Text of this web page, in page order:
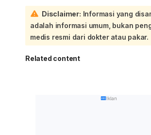
Disclaimer: Informasi yang
adalah informasi umum, bukan
medis resmi dari dokter atau pakar.
Related content
Iklan